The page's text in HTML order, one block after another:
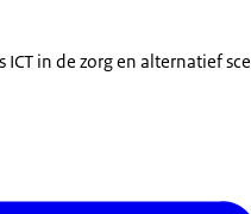
in de zorg en alternatief